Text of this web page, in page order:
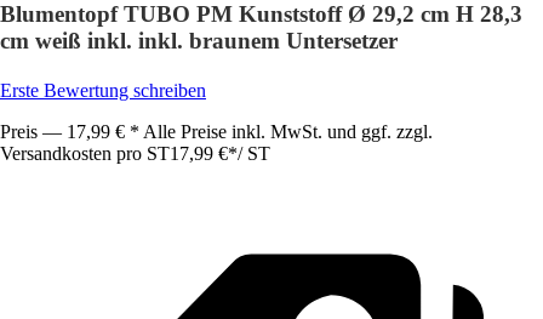
Blumentopf TUBO PM Kunststoff Ø 29,2 cm H 28,3
cm weiß inkl. inkl. braunem Untersetzer
Erste Bewertung schreiben
Preis — 17,99 € * Alle Preise inkl. MwSt. und ggf. zzgl.
Versandkosten pro ST17,99 €*/ ST